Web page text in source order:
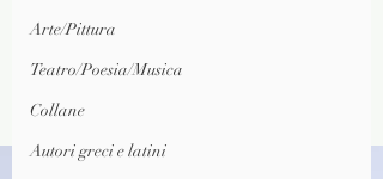
Arte/Pittura
Teatro/Poesia/Musica
Collane
Autori greci e latini